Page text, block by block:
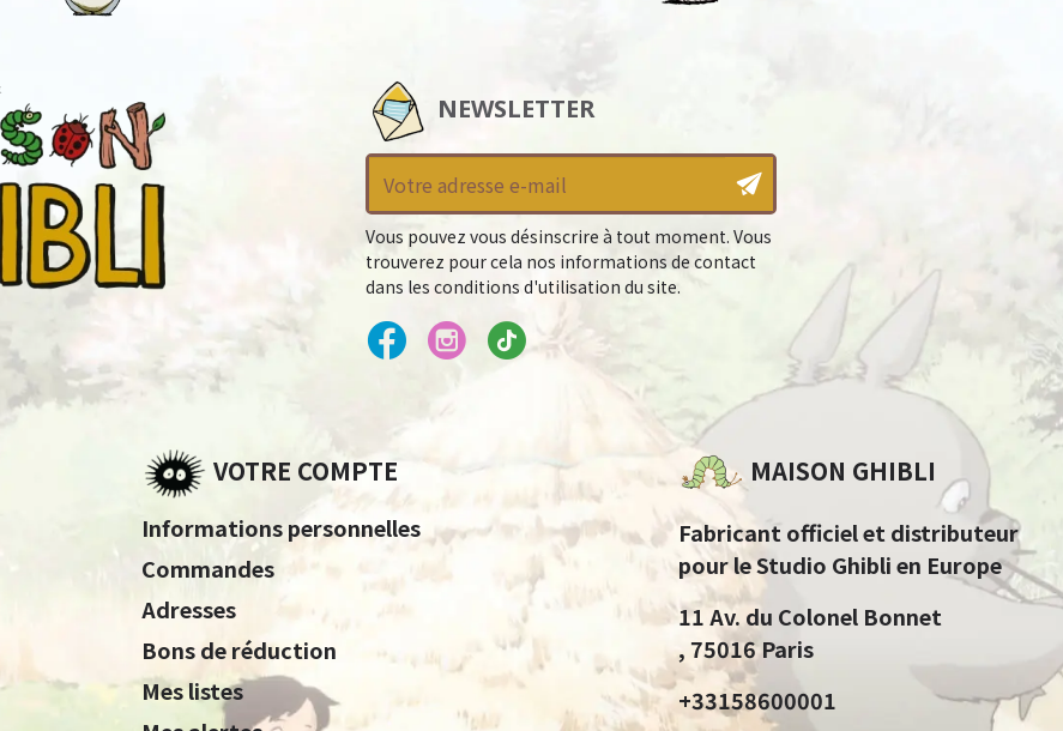
NEWSLETTER
Vous pouvez vous désinscrire à tout moment. Vous
trouverez pour cela nos informations de contact
dans les conditions d'utilisation du site.
VOTRE COMPTE
Informations personnelles
Commandes
Adresses
Bons de réduction
Mes listes
MAISON GHIBLI
Fabricant officiel et distributeur
pour le Studio Ghibli en Europe
11 Av. du Colonel Bonnet
, 75016 Paris
+33158600001